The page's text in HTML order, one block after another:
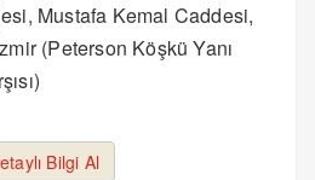
Mustafa Kemal Caddesi,
(Peterson Köşkü Yanı
Bilgi Al